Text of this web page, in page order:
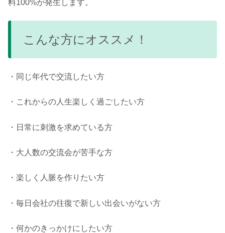
料100%が発生します。
こんな方にオススメ！
・同じ年代で交流したい方
・これからの人生楽しく過ごしたい方
・日常に刺激を求めている方
・大人数の交流会が苦手な方
・楽しく人脈を作りたい方
・毎日会社の往復で新しい出会いがない方
・何かのきっかけにしたい方